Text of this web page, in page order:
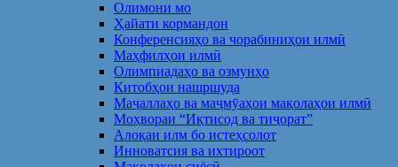
Олимони мо
Ҳайати кормандон
Конференсияҳо ва чорабиниҳои илмӣ
Маҳфилҳои илмӣ
Олимпиадаҳо ва озмунҳо
Китобҳои нашршуда
Маҷаллаҳо ва маҷмӯаҳои мақолаҳои илмӣ
Моҳвораи “Иқтисод ва тиҷорат”
Алоқаи илм бо истеҳсолот
Инноватсия ва ихтироот